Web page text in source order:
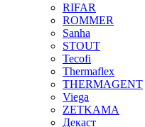
RIFAR
ROMMER
Sanha
STOUT
Tecofi
Thermaflex
THERMAGENT
Viega
ZETKAMA
Декаст